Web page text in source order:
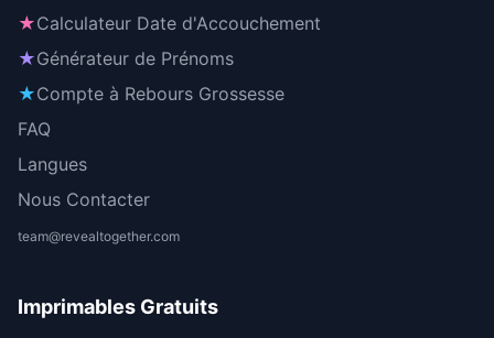
★Calculateur Date d'Accouchement
★Générateur de Prénoms
★Compte à Rebours Grossesse
FAQ
Langues
Nous Contacter
team@revealtogether.com
Imprimables Gratuits